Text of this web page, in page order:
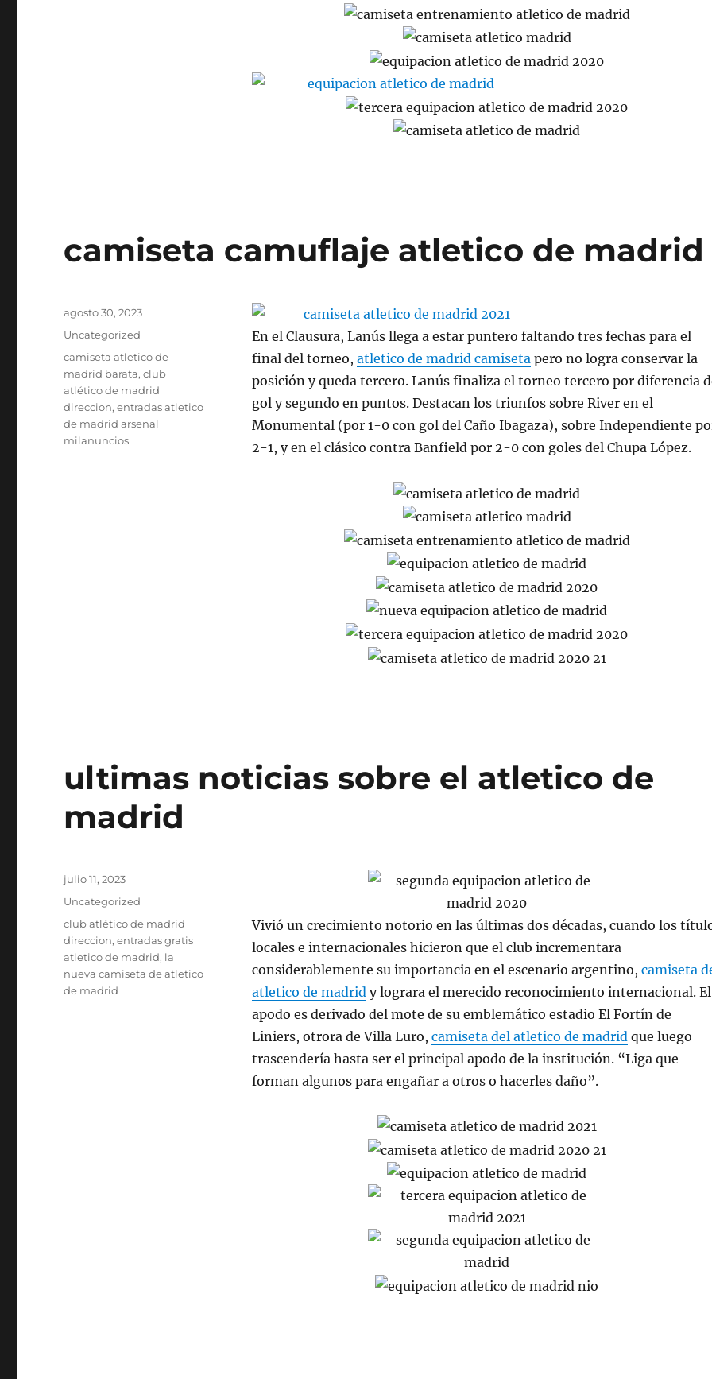
camiseta camuflaje atletico de madrid
En el Clausura, Lanús llega a estar puntero faltando tres fechas para el
final del torneo, atletico de madrid camisetapero no logra conservar la
posición y queda tercero. Lanús finaliza el torneo tercero por diferencia
gol y segundo en puntos. Destacan los triunfos sobre River en el
Monumental (por 1-0 con gol del Caño Ibagaza), sobre Independiente
2-1, y en el clásico contra Banfield por 2-0 con goles del Chupa López.
Publicado
agosto 30, 2023
Categorías
Uncategorized
Etiquetas
camiseta atletico de
madrid barata,club
atlético de madrid
direccion,entradas atletico
de madrid arsenal
milanuncios
ultimas noticias sobre el atletico de
madrid
Vivió un crecimiento notorio en las últimas dos décadas, cuando los
locales e internacionales hicieron que el club incrementara
considerablemente su importancia en el escenario argentino, camiseta
atletico de madrid y lograra el merecido reconocimiento internacional. El
apodo es derivado del mote de su emblemático estadio El Fortín de
Liniers, otrora de Villa Luro, camiseta del atletico de madrid que luego
trascendería hasta ser el principal apodo de la institución. “Liga que
forman algunos para engañar a otros o hacerles daño”.
Publicado
julio 11, 2023
Categorías
Uncategorized
Etiquetas
club atlético de madrid
direccion,entradas gratis
atletico de madrid, la
nueva camiseta de atletico
de madrid